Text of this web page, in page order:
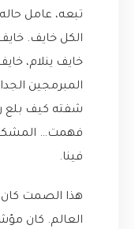
تبعه، عامل
الكل خايف.
خايف ينلام،
المبرمجين
شفته كيف بلع
فهمت…
فينا.
العالم. كان